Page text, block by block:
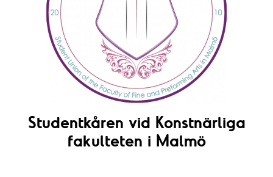
Studentkåren vid Konstnärliga
fakulteten i Malmö